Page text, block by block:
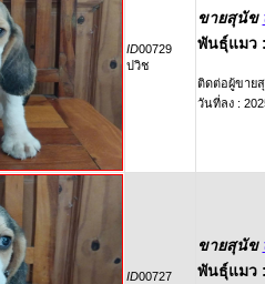
ID00729
ปวิช
ขายสุนัข
พันธุ์แมว
ติดต่อผู้ขาย
วันที่ลง :
ID00727
ขายสุนัข
พันธุ์แมว